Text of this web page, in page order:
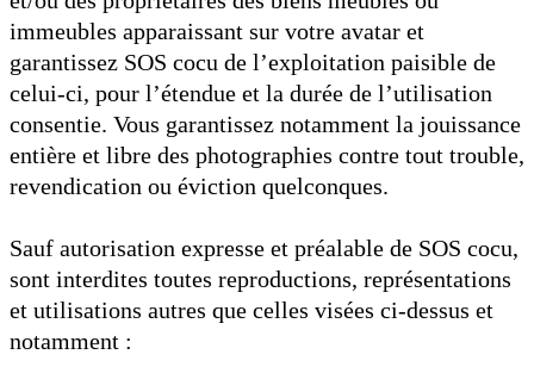
immeubles apparaissant sur votre avatar et
garantissez SOS cocu de l’exploitation paisible de
celui-ci, pour l’étendue et la durée de l’utilisation
consentie. Vous garantissez notamment la jouissance
entière et libre des photographies contre tout trouble,
revendication ou éviction quelconques.
Sauf autorisation expresse et préalable de SOS cocu,
sont interdites toutes reproductions, représentations
et utilisations autres que celles visées ci-dessus et
notamment :